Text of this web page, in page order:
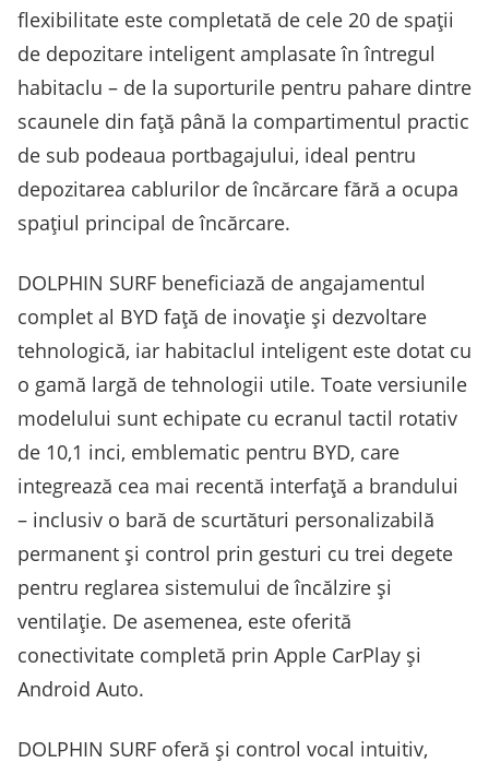
flexibilitate este completată de cele 20 de spații
de depozitare inteligent amplasate în întregul
habitaclu – de la suporturile pentru pahare dintre
scaunele din față până la compartimentul practic
de sub podeaua portbagajului, ideal pentru
depozitarea cablurilor de încărcare fără a ocupa
spațiul principal de încărcare.
DOLPHIN SURF beneficiază de angajamentul
complet al BYD față de inovație și dezvoltare
tehnologică, iar habitaclul inteligent este dotat cu
o gamă largă de tehnologii utile. Toate versiunile
modelului sunt echipate cu ecranul tactil rotativ
de 10,1 inci, emblematic pentru BYD, care
integrează cea mai recentă interfață a brandului
– inclusiv o bară de scurtături personalizabilă
permanent și control prin gesturi cu trei degete
pentru reglarea sistemului de încălzire și
ventilație. De asemenea, este oferită
conectivitate completă prin Apple CarPlay și
Android Auto.
DOLPHIN SURF oferă și control vocal intuitiv,